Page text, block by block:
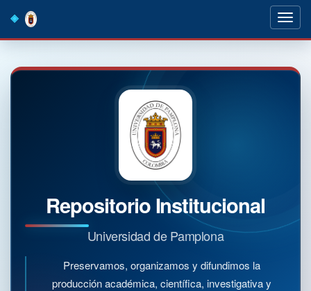
navigation
Repositorio Institucional
Universidad de Pamplona
Preservamos, organizamos y difundimos la
producción académica, científica, investigativa y